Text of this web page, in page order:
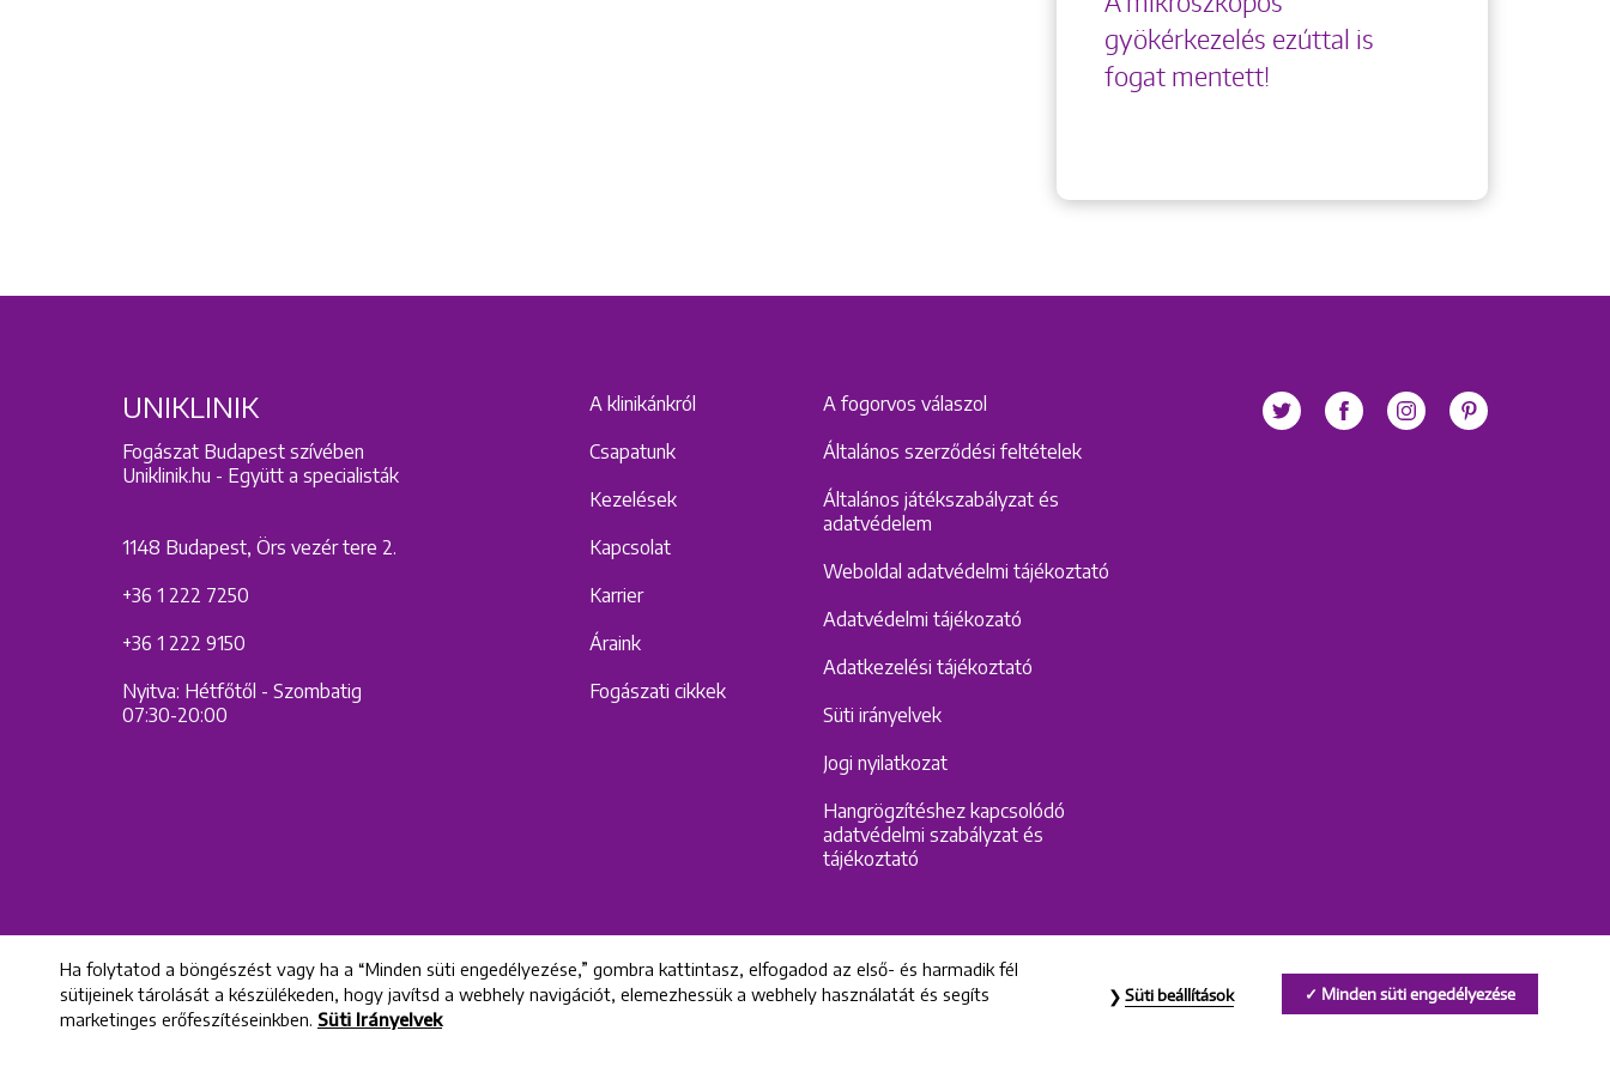
gyökérkezelés ezúttal is
fogat mentett!
UNIKLINIK
Fogászat Budapest szívében
Uniklinik.hu - Együtt a specialisták
1148 Budapest, Örs vezér tere 2.
+36 1 222 7250
+36 1 222 9150
Nyitva: Hétfőtől - Szombatig
07:30-20:00
A klinikánkról
Csapatunk
Kezelések
Kapcsolat
Karrier
Áraink
Fogászati cikkek
A fogorvos válaszol
Általános szerződési feltételek
Általános játékszabályzat és
adatvédelem
Weboldal adatvédelmi tájékoztató
Adatvédelmi tájékozató
Adatkezelési tájékoztató
Süti irányelvek
Jogi nyilatkozat
Hangrögzítéshez kapcsolódó
adatvédelmi szabályzat és
tájékoztató
All rights reserved © 2022 Uniklinik Dental and Implant Center
Ha folytatod a böngészést vagy ha a “Minden süti engedélyezése,” gombra kattintasz, elfogadod az első- és harmadik fél
sütijeinek tárolását a készülékeden, hogy javítsd a webhely navigációt, elemezhessük a webhely használatát és segíts
marketinges erőfeszítéseinkben. Süti Irányelvek
Minden süti engedélyezése
Süti beállítások